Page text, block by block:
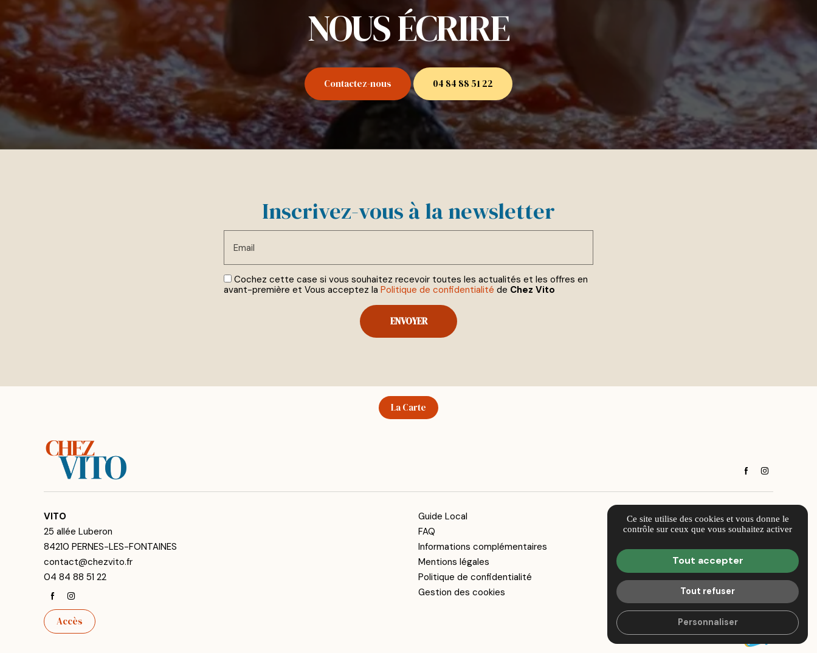
NOUS ÉCRIRE
Contactez-nous 04 84 88 51 22
Inscrivez-vous à la newsletter
Email
Cochez cette case si vous souhaitez recevoir toutes les actualités et les offres en
avant-première et Vous acceptez la Politique de confidentialité de Chez Vito
La Carte
VITO
25 allée Luberon
84210 PERNES-LES-FONTAINES
contact@chezvito.fr
04 84 88 51 22
Accès
Guide Local
FAQ
Informations complémentaires
Mentions légales
Politique de confidentialité
Gestion des cookies
Ce site utilise des cookies et vous donne le
contrôle sur ceux que vous souhaitez activer
Tout accepter
Tout refuser
Personnaliser